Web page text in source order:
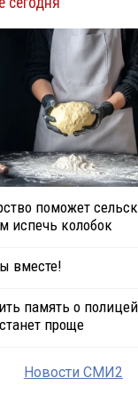
поможет
испечь колобок
вместе!
память о
проще
Новости СМИ2